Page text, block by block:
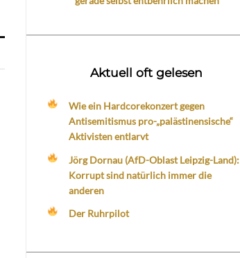
Aktuell oft gelesen
Wie ein Hardcorekonzert gegen
Antisemitismus pro-„palästinensische“
Aktivisten entlarvt
Jörg Dornau (AfD-Oblast Leipzig-Land):
Korrupt sind natürlich immer die
anderen
Der Ruhrpilot